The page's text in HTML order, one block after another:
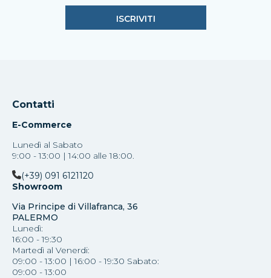
Contatti
E-Commerce
Lunedì al Sabato
9:00 - 13:00 | 14:00 alle 18:00.
(+39) 091 6121120
Showroom
Via Principe di Villafranca, 36
PALERMO
Lunedì:
16:00 - 19:30
Martedì al Venerdi:
09:00 - 13:00 | 16:00 - 19:30 Sabato:
09:00 - 13:00